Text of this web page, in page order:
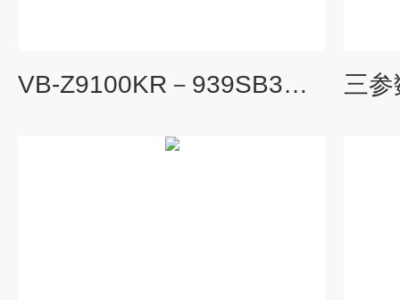
VB-Z9100KR－939SB3三参数组合探头